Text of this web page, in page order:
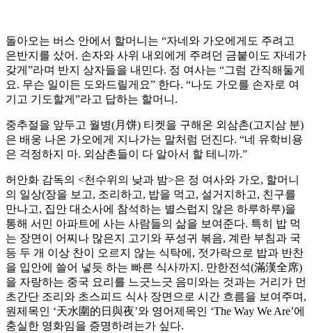
돌아오는 버스 안에서 할머니는 “자네와 가오에게도 주려고
은반지를 샀어. 손자와 사위 내외에게 주려던 금붙이도 자네가
갖게”라며 반지 상자들을 내민다. 정 여사는 “그럼 간직해둘게
요. 무슨 일이든 도와드릴게요” 한다. “나도 가오를 손자로 여
기고 기도할게”라고 답하는 할머니.
중추절을 앞두고 월병(月饼) 티켓을 구해온 외삼촌(고지삼 분)
은 배웅 나온 가오에게 지나가는 말처럼 던진다. “네 유학비용
은 걱정하지 마. 외삼촌들이 다 알아서 할 테니까.”
허안화 감독의 <천수위의 낮과 밤>은 정 여사와 가오, 할머니
의 일상(장을 보고, 조리하고, 밥을 먹고, 설거지하고, 친구를
만나고, 집안 대소사에 참석하는 별스럽지 않은 하루하루)을
통해 서민 아파트에 사는 사람들의 삶을 보여준다. 특히 밥 먹
는 장면이 어찌나 많은지 고기와 푸성귀 볶음, 계란 부침과 국
등 두 개 이상 찬이 오르지 않는 식탁에, 젓가락으로 밥과 반찬
을 입안에 쓸어 넣듯 하는 빠른 식사까지. 만한전석(滿漢全席)
을 자랑하는 중국 요리를 느긋느긋 음미와는 것과는 거리가 먼
초간단 조리와 초스피드 식사 장면으로 시간 흐름을 보여주며,
원제목인 ‘天水圍的日與夜’와 영어제목인 ‘The Way We Are’에
충실한 영화임을 증명하려는가 싶다.